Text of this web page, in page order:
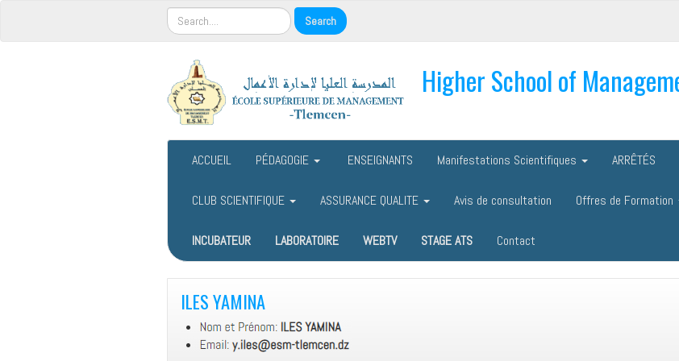
Higher School of
ACCUEIL PÉDAGOGIE ENSEIGNANTS Manifestations Scientifiques ARRÊTÉS
CLUB SCIENTIFIQUE ASSURANCE QUALITE Avis de consultation Offres de Formation
INCUBATEUR LABORATOIRE WEBTV STAGE ATS Contact
ILES YAMINA